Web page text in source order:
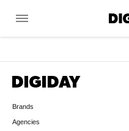
menu
Brands
Agencies